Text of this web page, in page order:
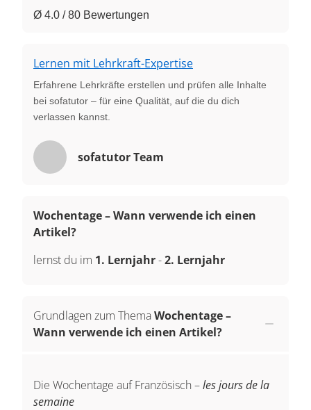
Ø 4.0 / 80 Bewertungen
Lernen mit Lehrkraft-Expertise
Erfahrene Lehrkräfte erstellen und prüfen alle Inhalte
bei sofatutor – für eine Qualität, auf die du dich
verlassen kannst.
sofatutor Team
Wochentage – Wann verwende ich einen
Artikel?
lernst du im 1. Lernjahr-2. Lernjahr
Grundlagen zum ThemaWochentage –
Wann verwende ich einen Artikel?
Die Wochentage auf Französisch –les jours de la
semaine